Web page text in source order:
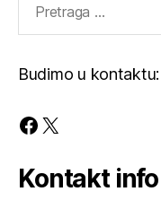
Budimo u kontaktu:
Facebook
X
Kontakt info